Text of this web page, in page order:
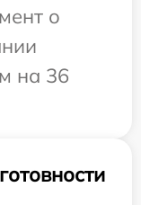
о
на 36